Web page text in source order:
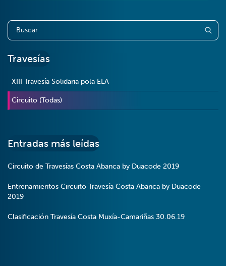
Travesías
XIII Travesía Solidaria pola ELA
Circuito (Todas)
Entradas más leídas
Circuito de Travesías Costa Abanca by Duacode 2019
Entrenamientos Circuito Travesía Costa Abanca by Duacode
2019
Clasificación Travesía Costa Muxía-Camariñas 30.06.19